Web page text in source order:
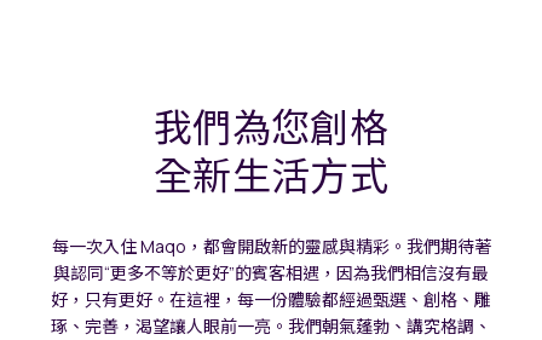
我們為您創格
全新生活方式
每一次入住 Maqo，都會開啟新的靈感與精彩。我們期待著
與認同“更多不等於更好”的賓客相遇，因為我們相信沒有最
好，只有更好。在這裡，每一份體驗都經過甄選、創格、雕
琢、完善，渴望讓人眼前一亮。我們朝氣蓬勃、講究格調、